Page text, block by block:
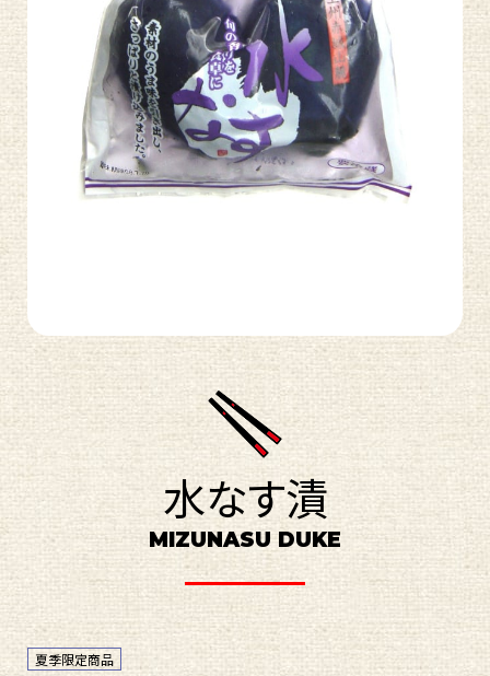
水なす漬
MIZUNASU DUKE
夏季限定商品